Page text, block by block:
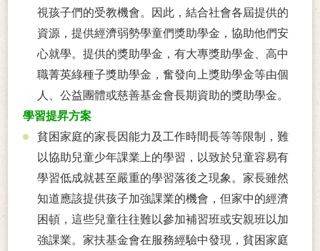
視孩子們的受教機會。因此，結合社會各屆提供的
資源，提供經濟弱勢學童們獎助學金，協助他們安
心就學。提供的獎助學金，有大專獎助學金、高中
職菁英綠種子獎助學金，奮發向上獎助學金等由個
人、公益團體或慈善基金會長期資助的獎助學金。
學習提昇方案
貧困家庭的家長因能力及工作時間長等等限制，難
以協助兒童少年課業上的學習，以致於兒童容易有
學習低成就甚至嚴重的學習落後之現象。家長雖然
知道應該提供孩子加強課業的機會，但家中的經濟
困頓，這些兒童往往難以參加補習班或安親班以加
強課業。家扶基金會在服務經驗中發現，貧困家庭